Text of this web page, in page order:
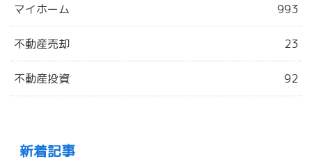
マイホーム 993
不動産売却 23
不動産投資 92
新着記事